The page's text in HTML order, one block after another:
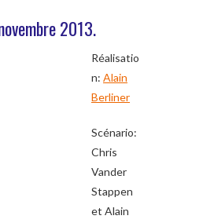
2013.
Réalisatio
n: Alain
Berliner
Scénario:
Chris
Vander
Stappen
et Alain